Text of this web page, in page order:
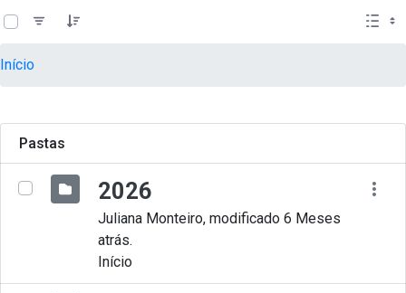
Pular para o Conteúdo principal
teste descricao
Início
Pastas
2026
Juliana Monteiro, modificado 6 Meses
atrás.
Início